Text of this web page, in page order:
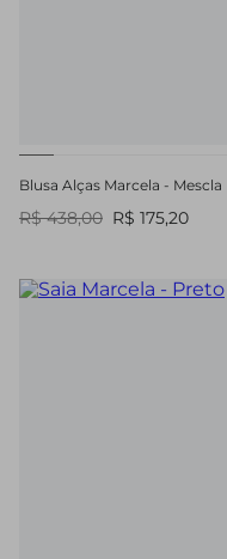
Blusa Alças Marcela - Mescla
R$ 438,00 R$ 175,20